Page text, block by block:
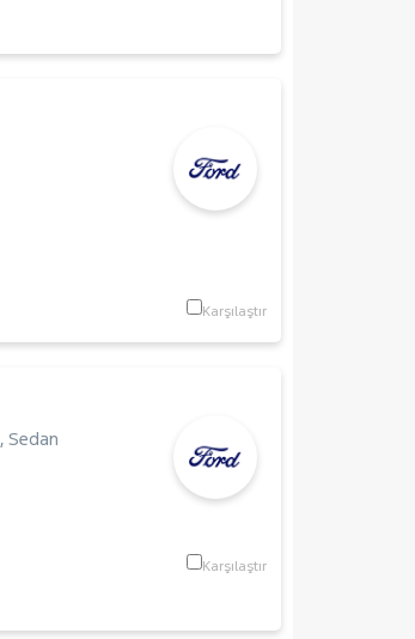
Karşılaştır
, Sedan
Karşılaştır